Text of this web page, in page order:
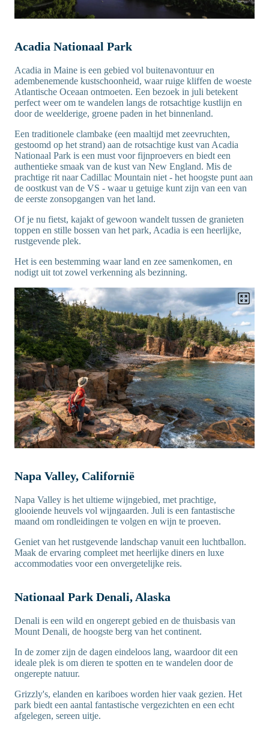
Acadia Nationaal Park
Acadia in Maine is een gebied vol buitenavontuur en
adembenemende kustschoonheid, waar ruige kliffen de woeste
Atlantische Oceaan ontmoeten. Een bezoek in juli betekent
perfect weer om te wandelen langs de rotsachtige kustlijn en
door de weelderige, groene paden in het binnenland.
Een traditionele clambake (een maaltijd met zeevruchten,
gestoomd op het strand) aan de rotsachtige kust van Acadia
Nationaal Park is een must voor fijnproevers en biedt een
authentieke smaak van de kust van New England. Mis de
prachtige rit naar Cadillac Mountain niet - het hoogste punt aan
de oostkust van de VS - waar u getuige kunt zijn van een van
de eerste zonsopgangen van het land.
Of je nu fietst, kajakt of gewoon wandelt tussen de granieten
toppen en stille bossen van het park, Acadia is een heerlijke,
rustgevende plek.
Het is een bestemming waar land en zee samenkomen, en
nodigt uit tot zowel verkenning als bezinning.
Napa Valley, Californië
Napa Valley is het ultieme wijngebied, met prachtige,
glooiende heuvels vol wijngaarden. Juli is een fantastische
maand om rondleidingen te volgen en wijn te proeven.
Geniet van het rustgevende landschap vanuit een luchtballon.
Maak de ervaring compleet met heerlijke diners en luxe
accommodaties voor een onvergetelijke reis.
Nationaal Park Denali, Alaska
Denali is een wild en ongerept gebied en de thuisbasis van
Mount Denali, de hoogste berg van het continent.
In de zomer zijn de dagen eindeloos lang, waardoor dit een
ideale plek is om dieren te spotten en te wandelen door de
ongerepte natuur.
Grizzly's, elanden en kariboes worden hier vaak gezien. Het
park biedt een aantal fantastische vergezichten en een echt
afgelegen, sereen uitje.